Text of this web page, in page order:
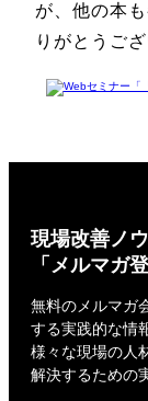
が、他の本
りがとうご
現場改善ノ
「メルマガ
無料のメルマガ
する実践的な情
様々な現場の人
解決するための